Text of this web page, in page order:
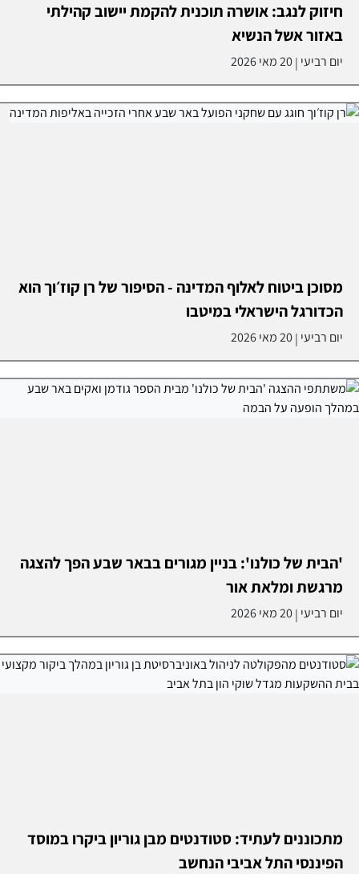
חיזוק לנגב: אושרה תוכנית להקמת יישוב קהילתי
באזור אשל הנשיא
יום רביעי |20 מאי 2026
מסוכן ביטוח לאלוף המדינה - הסיפור של רן קוז׳וך הוא
הכדורגל הישראלי במיטבו
יום רביעי |20 מאי 2026
'הבית של כולנו': בניין מגורים בבאר שבע הפך להצגה
מרגשת ומלאת אור
יום רביעי |20 מאי 2026
מתכוננים לעתיד: סטודנטים מבן גוריון ביקרו במוסד
הפיננסי התל אביבי הנחשב